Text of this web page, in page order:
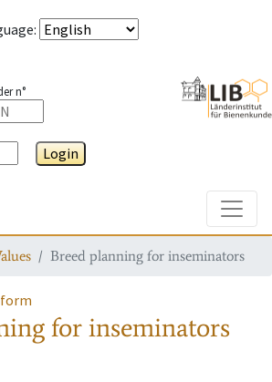
:
n°
Login
Breed planning for inseminators
for inseminators